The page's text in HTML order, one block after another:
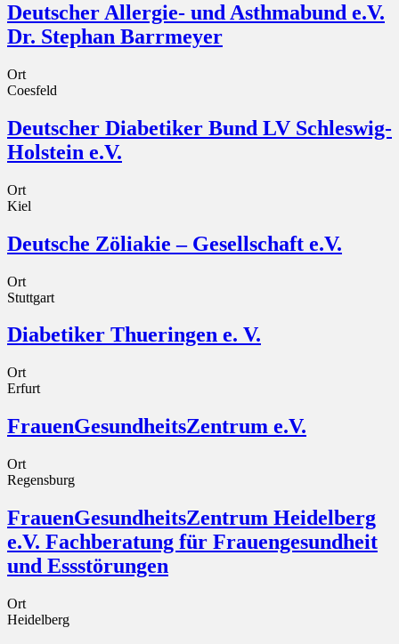
Deutscher Allergie- und Asthmabund e.V.
Dr. Stephan Barrmeyer
Ort
Coesfeld
Deutscher Diabetiker Bund LV Schleswig-
Holstein e.V.
Ort
Kiel
Deutsche Zöliakie – Gesellschaft e.V.
Ort
Stuttgart
Diabetiker Thueringen e. V.
Ort
Erfurt
FrauenGesundheitsZentrum e.V.
Ort
Regensburg
FrauenGesundheitsZentrum Heidelberg
e.V. Fachberatung für Frauengesundheit
und Essstörungen
Ort
Heidelberg